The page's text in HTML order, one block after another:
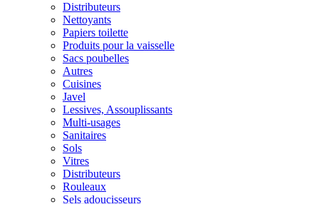
Distributeurs
Nettoyants
Papiers toilette
Produits pour la vaisselle
Sacs poubelles
Autres
Cuisines
Javel
Lessives, Assouplissants
Multi-usages
Sanitaires
Sols
Vitres
Distributeurs
Rouleaux
Sels adoucisseurs